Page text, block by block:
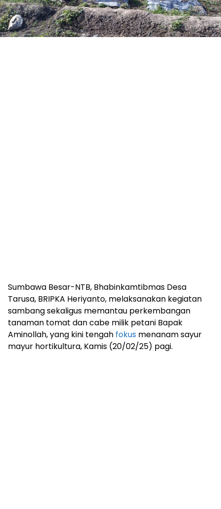
Sumbawa Besar-NTB, Bhabinkamtibmas Desa
Tarusa, BRIPKA Heriyanto, melaksanakan kegiatan
sambang sekaligus memantau perkembangan
tanaman tomat dan cabe milik petani Bapak
Aminollah, yang kini tengah fokus menanam sayur
mayur hortikultura, Kamis (20/02/25) pagi.